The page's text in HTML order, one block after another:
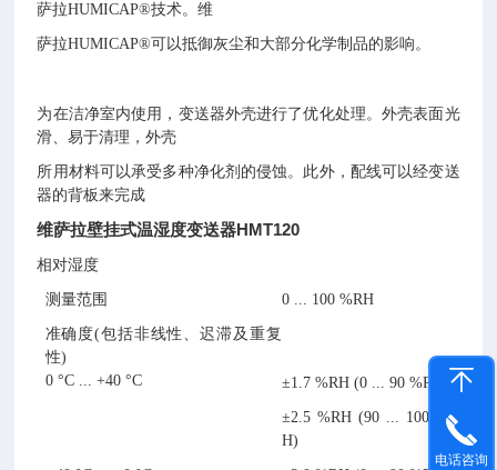
萨拉HUMICAP®技术。维
萨拉HUMICAP®可以抵御灰尘和大部分化学制品的影响。
为在洁净室内使用，变送器外壳进行了优化处理。外壳表面光
滑、易于清理，外壳
所用材料可以承受多种净化剂的侵蚀。此外，配线可以经变送
器的背板来完成
维萨拉壁挂式温湿度变送器HMT120
相对湿度
测量范围 0 ... 100 %RH
准确度(包括非线性、迟滞及重复
性)
0 °C ... +40 °C
±1.7 %RH (0 ... 90 %RH)
±2.5 %RH (90 ... 100 %R
H)
电话咨询